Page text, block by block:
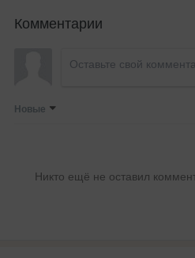
Комментарии
Новые
Никто ещё не оставил